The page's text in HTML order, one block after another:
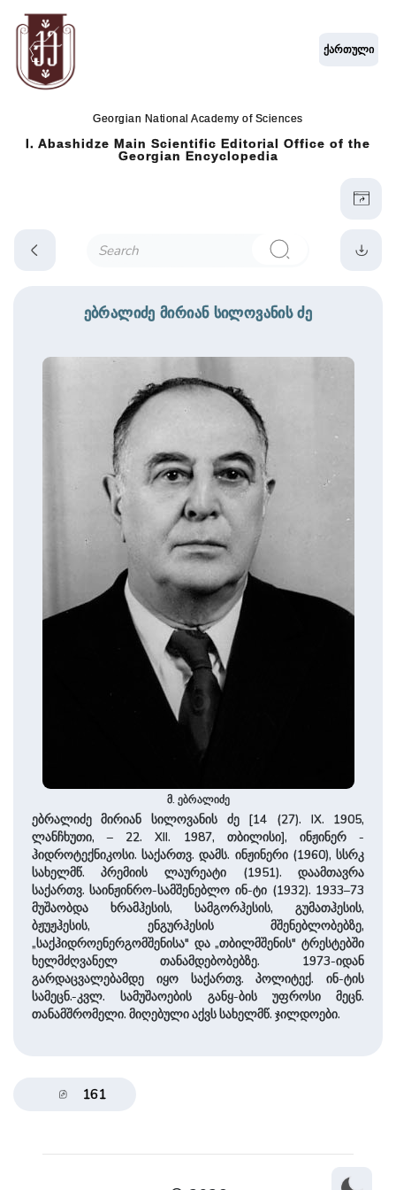
Georgian National Academy of Sciences
I. Abashidze Main Scientific Editorial Office of the
Georgian Encyclopedia
ქართული
ებრალიძე მირიან სილოვანის ძე
მ. ებრალიძე
ებრალიძე მირიან სილოვანის ძე [14 (27). IX. 1905,
ლანჩხუთი, – 22. XII. 1987, თბილისი], ინჟინერ -
ჰიდროტექნიკოსი. საქართვ. დამს. ინჟინერი (1960), სსრკ
სახელმწ. პრემიის ლაურეატი (1951). დაამთავრა
საქართვ. საინჟინრო-სამშენებლო ინ-ტი (1932). 1933–73
მუშაობდა ხრამჰესის, სამგორჰესის, გუმათჰესის,
ბჟუჟჰესის, ენგურჰესის მშენებლობებზე,
„საქჰიდროენერგომშენისა" და „თბილმშენის" ტრესტებში
ხელმძღვანელ თანამდებობებზე. 1973-იდან
გარდაცვალებამდე იყო საქართვ. პოლიტექ. ინ-ტის
სამეცნ.-კვლ. სამუშაოების განყ-ბის უფროსი მეცნ.
თანამშრომელი. მიღებული აქვს სახელმწ. ჯილდოები.
161